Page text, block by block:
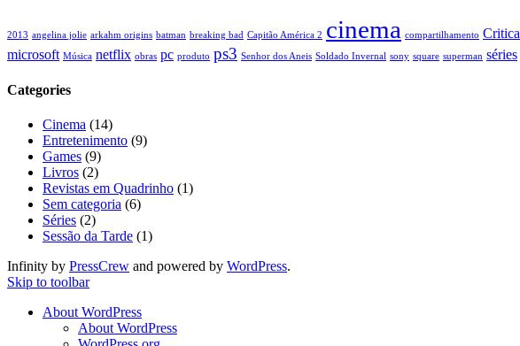
2013 angelina jolie arkahm origins batman breaking bad Capitão América 2 cinema compartilhamento Critica
microsoft Música netflix obras pc produto ps3 Senhor dos Aneis Soldado Invernal sony square superman séries
Categories
Cinema (14)
Entretenimento (9)
Games (9)
Livros (2)
Revistas em Quadrinho (1)
Sem categoria (6)
Séries (2)
Sessão da Tarde (1)
Infinity by PressCrew and powered by WordPress.
Skip to toolbar
About WordPress
About WordPress